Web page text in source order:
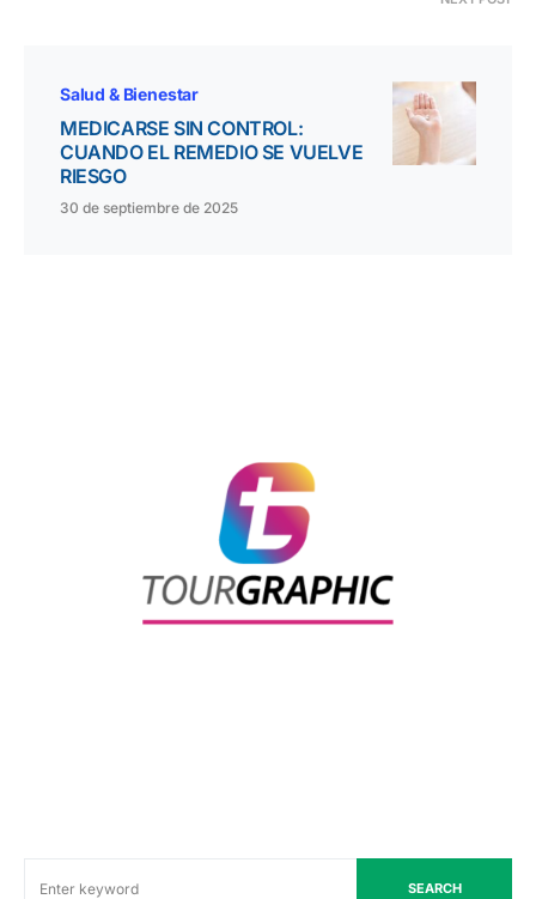
Salud & Bienestar
MEDICARSE SIN CONTROL:
CUANDO EL REMEDIO SE VUELVE
RIESGO
30 de septiembre de 2025
SEARCH